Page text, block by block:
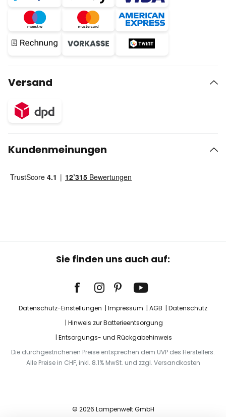
Versand
Kundenmeinungen
Sie finden uns auch auf:
Datenschutz-Einstellungen Impressum AGB
Datenschutz
Hinweis zur Batterieentsorgung
Entsorgungs- und Rückgabehinweis
Die durchgestrichenen Preise entsprechen dem UVP des Herstellers.
Alle Preise in CHF, inkl. 8.1% MwSt. und zzgl. Versandkosten
© 2026 Lampenwelt GmbH